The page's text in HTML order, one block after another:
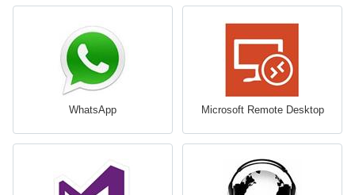
WhatsApp Microsoft Remote Desktop